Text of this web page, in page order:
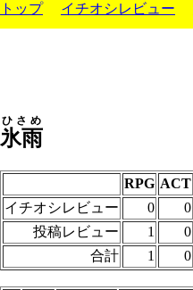
トップ イチオシレビュー
氷雨
ひさめ
RPG ACT
イチオシレビュー
0 0
投稿レビュー
1 0
合計
1 0